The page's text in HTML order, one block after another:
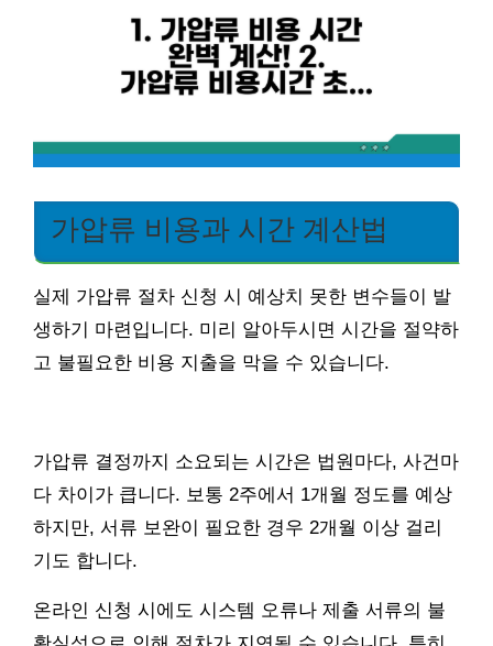
가압류 비용과 시간 계산법
실제 가압류 절차 신청 시 예상치 못한 변수들이 발
생하기 마련입니다. 미리 알아두시면 시간을 절약하
고 불필요한 비용 지출을 막을 수 있습니다.
가압류 결정까지 소요되는 시간은 법원마다, 사건마
다 차이가 큽니다. 보통 2주에서 1개월 정도를 예상
하지만, 서류 보완이 필요한 경우 2개월 이상 걸리
기도 합니다.
온라인 신청 시에도 시스템 오류나 제출 서류의 불